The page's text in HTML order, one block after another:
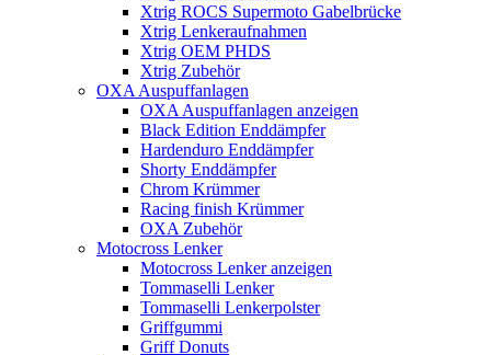
Xtrig ROCS Supermoto Gabelbrücke
Xtrig Lenkeraufnahmen
Xtrig OEM PHDS
Xtrig Zubehör
OXA Auspuffanlagen
OXA Auspuffanlagen anzeigen
Black Edition Enddämpfer
Hardenduro Enddämpfer
Shorty Enddämpfer
Chrom Krümmer
Racing finish Krümmer
OXA Zubehör
Motocross Lenker
Motocross Lenker anzeigen
Tommaselli Lenker
Tommaselli Lenkerpolster
Griffgummi
Griff Donuts